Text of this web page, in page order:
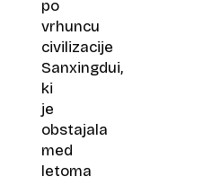
po
vrhuncu
civilizacije
Sanxingdui,
ki
je
obstajala
med
letoma